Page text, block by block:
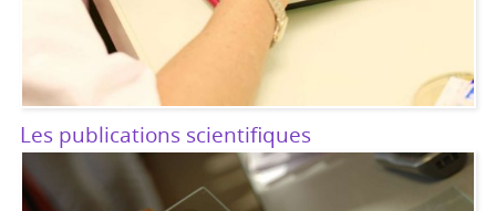
Les publications scientifiques